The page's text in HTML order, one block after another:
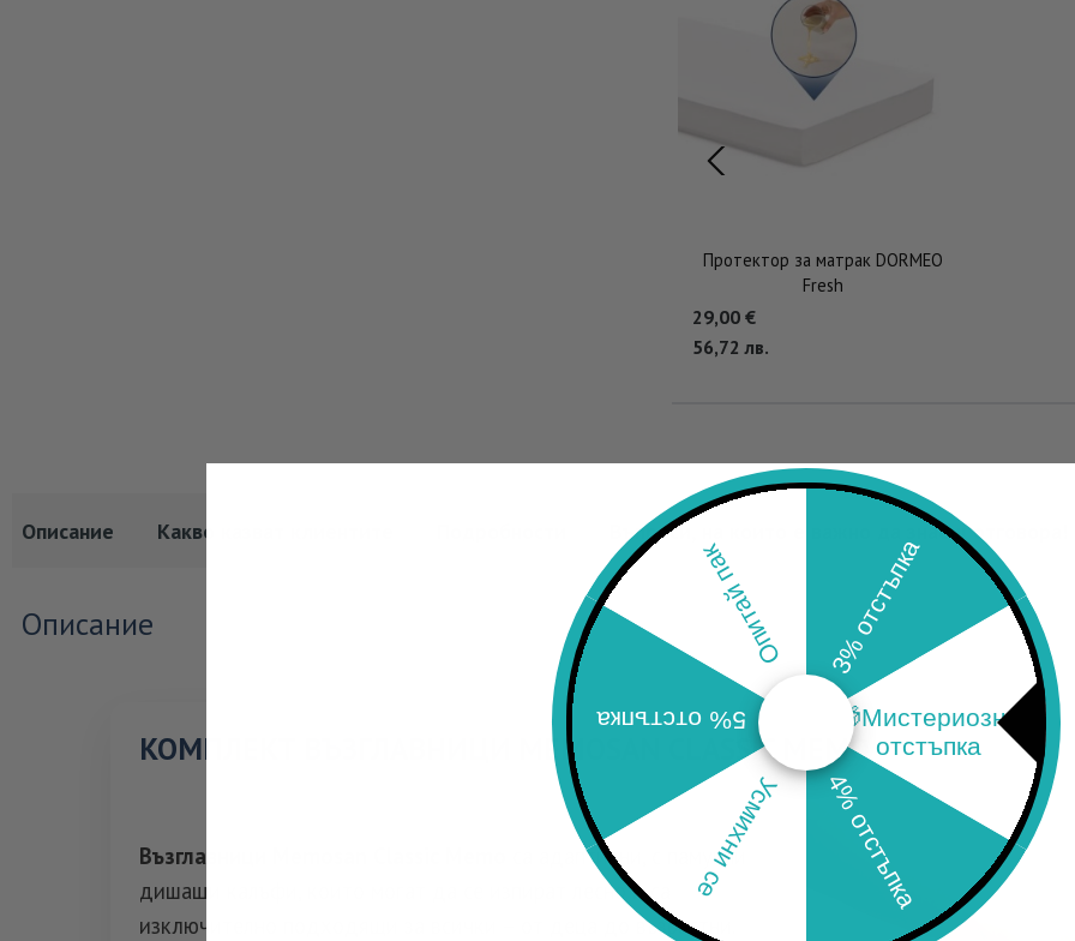
Протектор за матрак DORMEO
Fresh
29,00€
56,72лв.
Описание Какво казват клиентите Въпроси, на които е важно да знаеш отговора!
Описание
КОМПЛЕКТ ВЪЗГЛАВНИЦИ MEMOSAN CLASSIC MEMO
Възглавници Memosan Classic Memo
са адаптивни, с памучни
дишащи калъфи, които могат да се изпират лесно и са
изключително подходящи за всички – от деца до възрастни.
3% отстъпка
🎁Мистериозна
отстъпка
4% отстъпка
Усмихни се
5% отстъпка
Опитай пак